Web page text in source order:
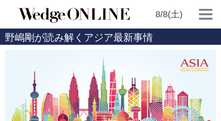
8/8(土)
野嶋剛が読み解くアジア最新事情